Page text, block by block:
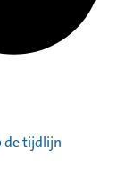
de tijdlijn